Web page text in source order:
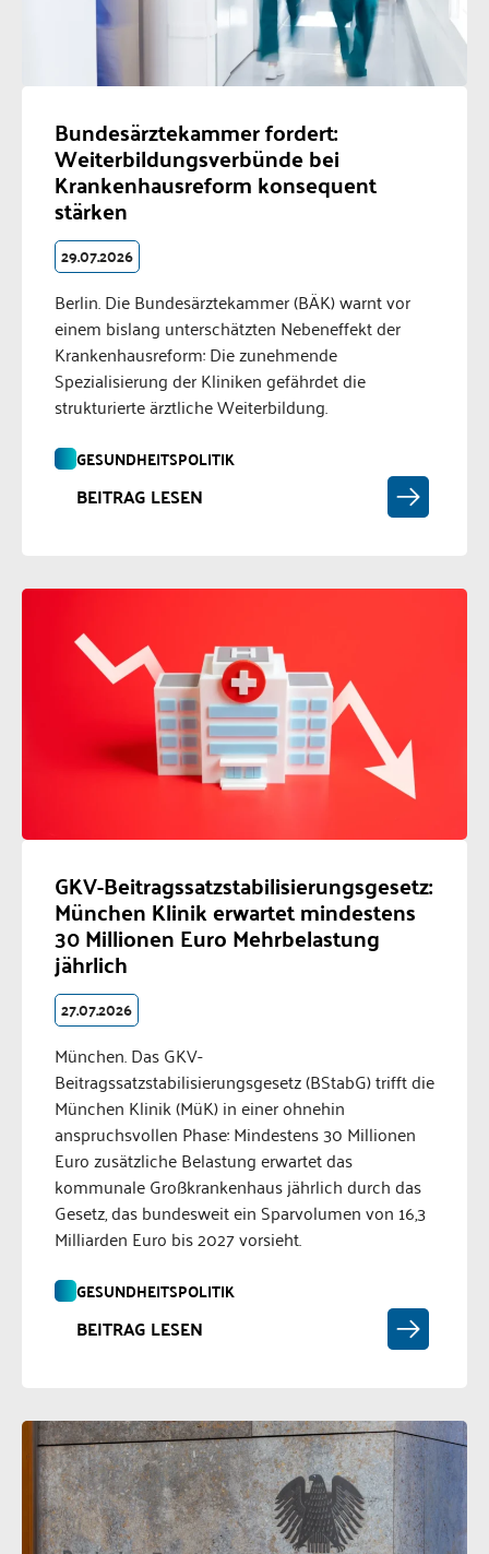
Bundesärztekammer fordert:
Weiterbildungsverbünde bei
Krankenhausreform konsequent
stärken
29.07.2026
Berlin. Die Bundesärztekammer (BÄK) warnt vor
einem bislang unterschätzten Nebeneffekt der
Krankenhausreform: Die zunehmende
Spezialisierung der Kliniken gefährdet die
strukturierte ärztliche Weiterbildung.
GESUNDHEITSPOLITIK
BEITRAG LESEN
GKV-Beitragssatzstabilisierungsgesetz:
München Klinik erwartet mindestens
30 Millionen Euro Mehrbelastung
jährlich
27.07.2026
München. Das GKV-
Beitragssatzstabilisierungsgesetz (BStabG) trifft die
München Klinik (MüK) in einer ohnehin
anspruchsvollen Phase: Mindestens 30 Millionen
Euro zusätzliche Belastung erwartet das
kommunale Großkrankenhaus jährlich durch das
Gesetz, das bundesweit ein Sparvolumen von 16,3
Milliarden Euro bis 2027 vorsieht.
GESUNDHEITSPOLITIK
BEITRAG LESEN